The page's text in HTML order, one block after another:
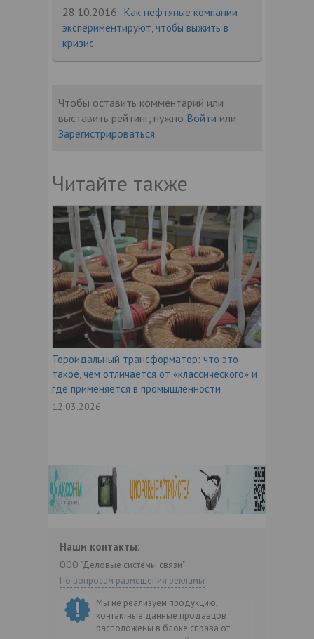
28.10.2016 Как нефтяные компании
экспериментируют, чтобы выжить в
кризис
Чтобы оставить комментарий или
выставить рейтинг, нужно Войти или
Зарегистрироваться
Читайте также
Тороидальный трансформатор: что это
такое, чем отличается от «классического» и
где применяется в промышленности
12.03.2026
Наши контакты:
ООО "Деловые системы связи"
По вопросам размещения рекламы
Мы не реализуем продукцию,
контактные данные продавцов
расположены в блоке справа от